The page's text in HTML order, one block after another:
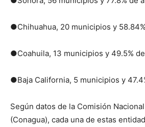
●Chihuahua, 20 municipios y
●Coahuila, 13 municipios y 49.5%
●Baja California, 5 municipios y
Según datos de la Comisión
(Conagua), cada una de estas